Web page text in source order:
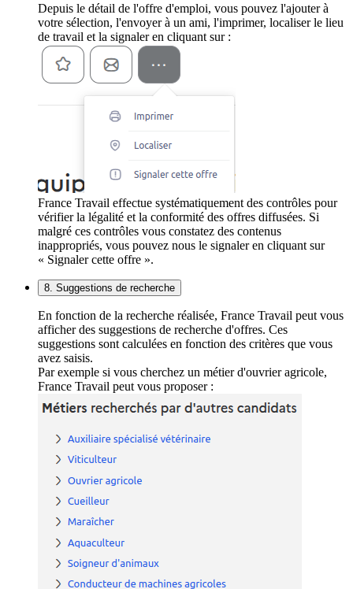
Depuis le détail de l'offre d'emploi, vous pouvez l'ajouter à
votre sélection, l'envoyer à un ami, l'imprimer, localiser le lieu
de travail et la signaler en cliquant sur :
France Travail effectue systématiquement des contrôles pour
vérifier la légalité et la conformité des offres diffusées. Si
malgré ces contrôles vous constatez des contenus
inappropriés, vous pouvez nous le signaler en cliquant sur
« Signaler cette offre ».
8. Suggestions de recherche
En fonction de la recherche réalisée, France Travail peut vous
afficher des suggestions de recherche d'offres. Ces
suggestions sont calculées en fonction des critères que vous
avez saisis.
Par exemple si vous cherchez un métier d'ouvrier agricole,
France Travail peut vous proposer :